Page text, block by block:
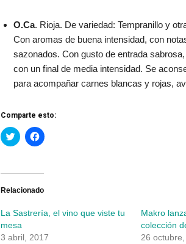
O.Ca. Rioja. De variedad: Tempranillo y
Con aromas de buena intensidad, con
sazonados. Con gusto de entrada
con un final de media intensidad. Se
para acompañar carnes blancas y rojas,
Comparte esto:
Haz
clic
Twitter
abre
ventana
nueva)
Haz
clic
Facebook
abre
ventana
Relacionado
La Sastrería, el vino que viste tu
mesa
3 abril, 2017
Makro
colección
26